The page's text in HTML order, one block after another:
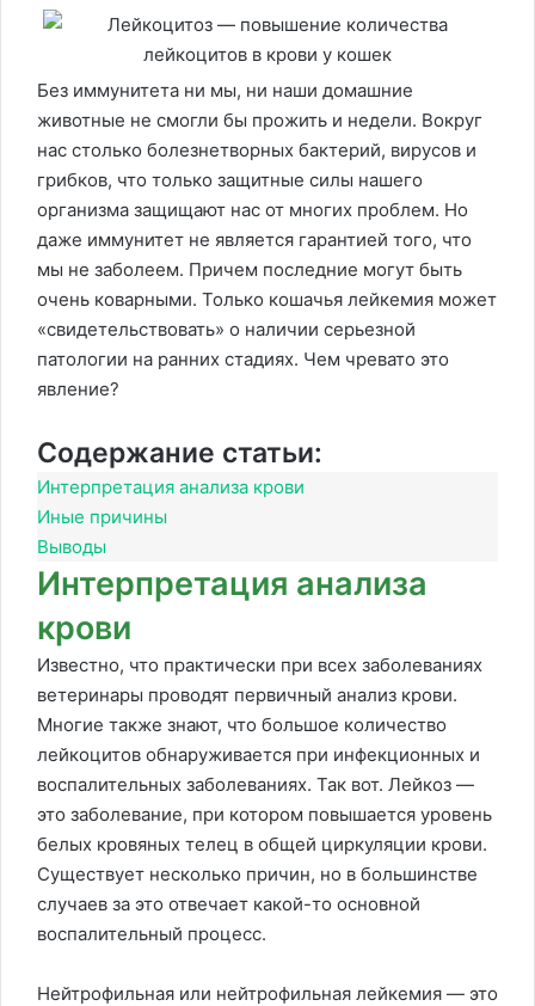
Без иммунитета ни мы, ни наши домашние
животные не смогли бы прожить и недели. Вокруг
нас столько болезнетворных бактерий, вирусов и
грибков, что только защитные силы нашего
организма защищают нас от многих проблем. Но
даже иммунитет не является гарантией того, что
мы не заболеем. Причем последние могут быть
очень коварными. Только кошачья лейкемия может
«свидетельствовать» о наличии серьезной
патологии на ранних стадиях. Чем чревато это
явление?
Содержание статьи:
Интерпретация анализа крови
Иные причины
Выводы
Интерпретация анализа
крови
Известно, что практически при всех заболеваниях
ветеринары проводят первичный анализ крови.
Многие также знают, что большое количество
лейкоцитов обнаруживается при инфекционных и
воспалительных заболеваниях. Так вот. Лейкоз —
это заболевание, при котором повышается уровень
белых кровяных телец в общей циркуляции крови.
Существует несколько причин, но в большинстве
случаев за это отвечает какой-то основной
воспалительный процесс.
Нейтрофильная или нейтрофильная лейкемия — это